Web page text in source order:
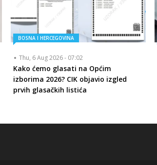
BOSNA I HERCEGOVINA
Thu, 6 Aug 2026 - 07:02
Kako ćemo glasati na Općim
izborima 2026? CIK objavio izgled
prvih glasačkih listića